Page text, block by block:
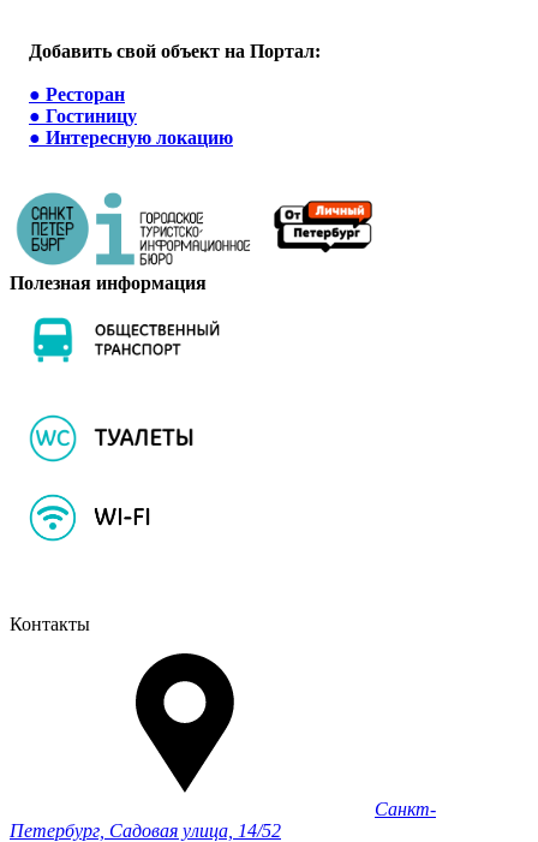
Добавить свой объект на Портал:
● Ресторан
● Гостиницу
● Интересную локацию
Полезная информация
Контакты
Санкт-
Петербург, Садовая улица, 14/52